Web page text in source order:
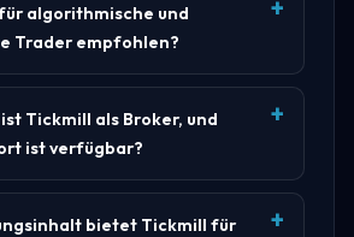
algorithmische und
Trader empfohlen?
Tickmill als Broker, und
ist verfügbar?
bietet Tickmill für